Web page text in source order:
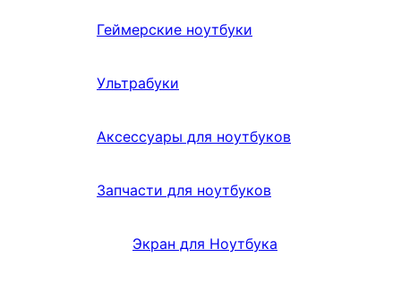
Геймерские ноутбуки
Ультрабуки
Аксессуары для ноутбуков
Запчасти для ноутбуков
Экран для Ноутбука